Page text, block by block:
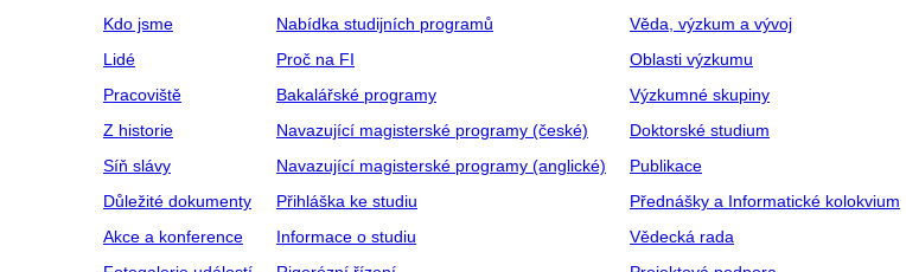
Kdo jsme
Lidé
Pracoviště
Z historie
Síň slávy
Důležité dokumenty
Akce a konference
Nabídka studijních programů
Proč na FI
Bakalářské programy
Navazující magisterské programy (české)
Navazující magisterské programy (anglické)
Přihláška ke studiu
Informace o studiu
Věda, výzkum a vývoj
Oblasti výzkumu
Výzkumné skupiny
Doktorské studium
Publikace
Přednášky a Informatické kolokvium
Vědecká rada